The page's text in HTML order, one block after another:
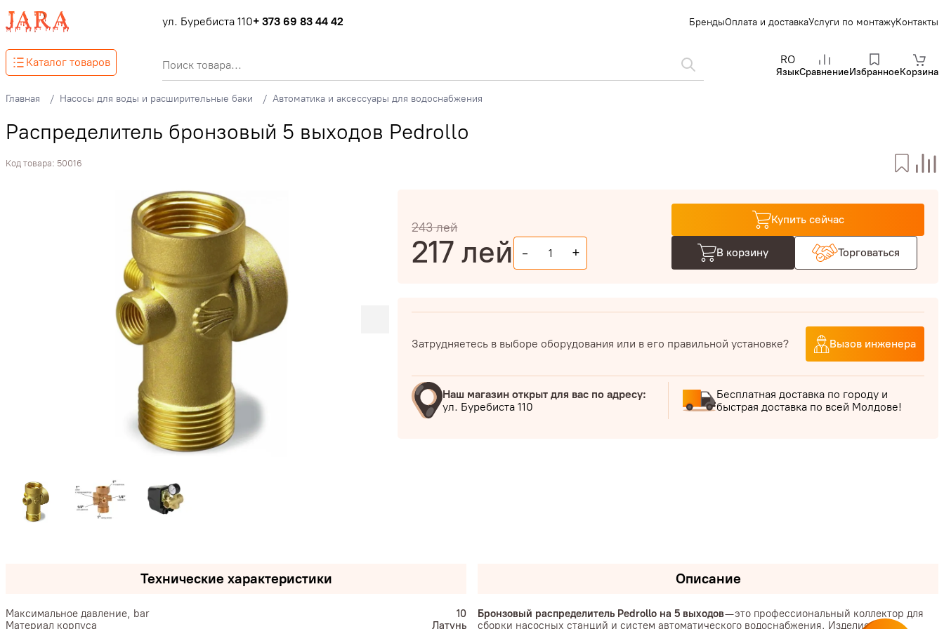
ул. Буребиста 110+ 373 69 83 44 42 БрендыОплата и доставкаУслуги по монтажуКонтакты
Каталог товаров RO
ЯзыкСравнениеИзбранноеКорзина
Главная Насосы для воды и расширительные баки Автоматика и аксессуары для водоснабжения
Распределитель бронзовый 5 выходов Pedrollo
Код товара: 50016
243лей
217 лей - +
Купить сейчас
В корзину Торговаться
Затрудняетесь в выборе оборудования или в его правильной установке? Вызов инженера
Наш магазин открыт для вас по адресу:
ул. Буребиста 110
Бесплатная доставка по городу и
быстрая доставка по всей Молдове!
Технические характеристики
Максимальное давление, bar
10
Материал корпуса
Латунь
Описание
Бронзовый распределитель Pedrollo на 5 выходов— это профессиональный коллектор для
сборки насосных станций и систем автоматического водоснабжения. Изделие